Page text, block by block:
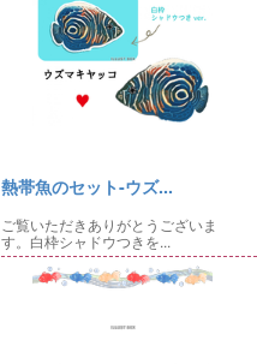
熱帯魚のセット-ウズ...
ご覧いただきありがとうございま
す。白枠シャドウつきを...